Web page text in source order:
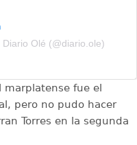
Olé (@diario.ole)
fue el
pero no pudo hacer
Torres en la segunda